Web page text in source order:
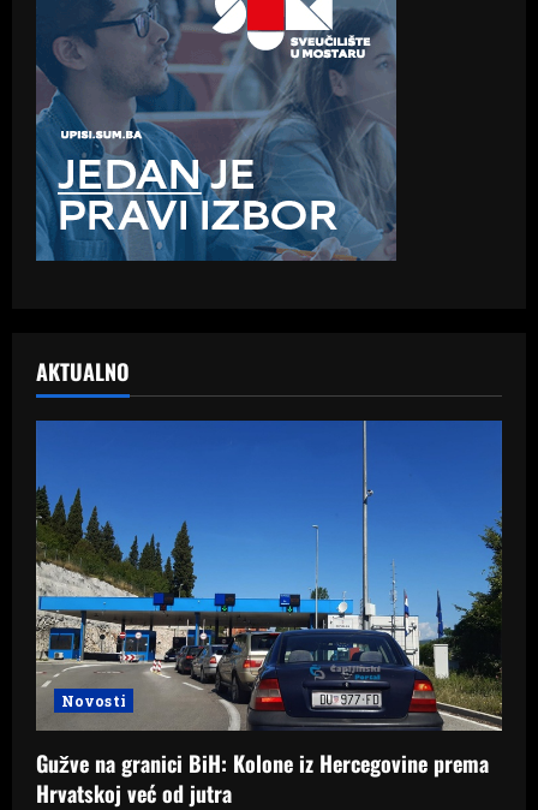
AKTUALNO
Novosti
Gužve na granici BiH: Kolone iz Hercegovine prema
Hrvatskoj već od jutra